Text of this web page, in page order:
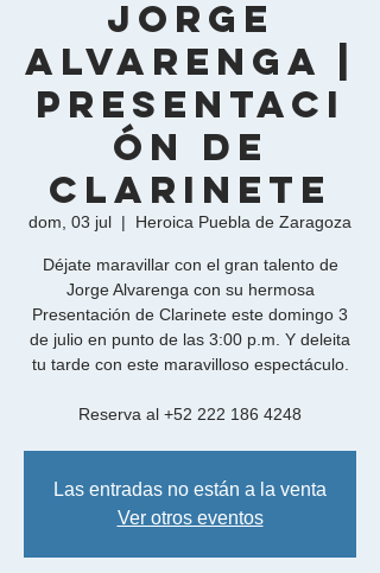
Jorge
Alvarenga |
Presentaci
ón de
Clarinete
dom, 03 jul
  |
Heroica Puebla de Zaragoza
Déjate maravillar con el gran talento de
Jorge Alvarenga con su hermosa
Presentación de Clarinete este domingo 3
de julio en punto de las 3:00 p.m. Y deleita
tu tarde con este maravilloso espectáculo.
Reserva al +52 222 186 4248
Las entradas no están a la venta
Ver otros eventos